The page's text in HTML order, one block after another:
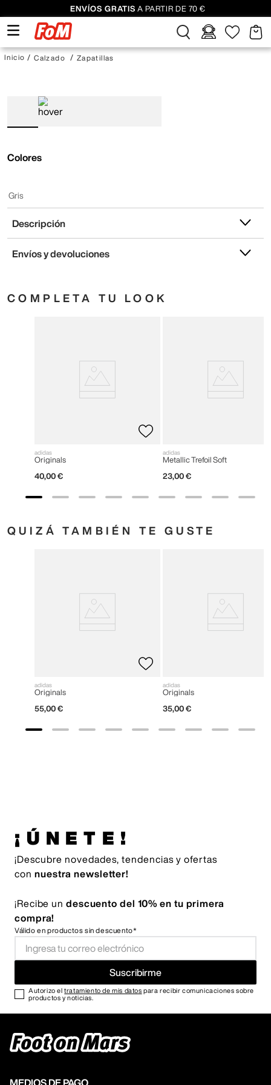
ENVÍOS GRATIS A PARTIR DE 70 €
Calzado Zapatillas
Colores
Gris
Descripción
Envíos y devoluciones
COMPLETA TU LOOK
adidas
Originals
40,00 €
adidas
Metallic Trefoil Soft
23,00 €
QUIZÁ TAMBIÉN TE GUSTE
adidas
Originals
55,00 €
adidas
Originals
35,00 €
¡ÚNETE!
¡Descubre novedades, tendencias y ofertas
con nuestra newsletter!
¡Recibe un descuento del 10% en tu primera
compra!
Válido en productos sin descuento*
Suscribirme
Autorizo eltratamiento de mis datos para recibir comunicaciones sobre
productos y noticias.
MEDIOS DE PAGO